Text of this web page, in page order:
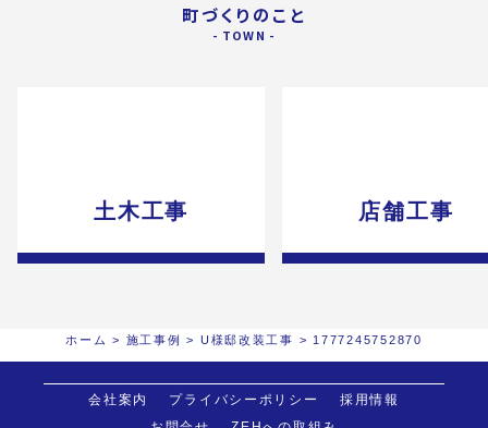
町づくりのこと
土木工事 店舗工事
ホーム > 施工事例 > U様邸改装工事 > 1777245752870
会社案内 プライバシーポリシー
採用情報